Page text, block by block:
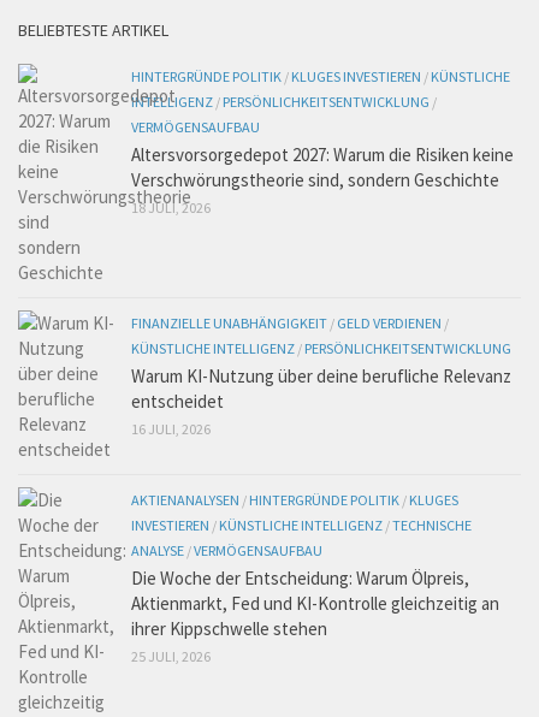
BELIEBTESTE ARTIKEL
HINTERGRÜNDE POLITIK / KLUGES INVESTIEREN / KÜNSTLICHE
INTELLIGENZ / PERSÖNLICHKEITSENTWICKLUNG /
VERMÖGENSAUFBAU
Altersvorsorgedepot 2027: Warum die Risiken keine
Verschwörungstheorie sind, sondern Geschichte
18 JULI, 2026
FINANZIELLE UNABHÄNGIGKEIT / GELD VERDIENEN /
KÜNSTLICHE INTELLIGENZ / PERSÖNLICHKEITSENTWICKLUNG
Warum KI-Nutzung über deine berufliche Relevanz
entscheidet
16 JULI, 2026
AKTIENANALYSEN / HINTERGRÜNDE POLITIK / KLUGES
INVESTIEREN / KÜNSTLICHE INTELLIGENZ /TECHNISCHE
ANALYSE /VERMÖGENSAUFBAU
Die Woche der Entscheidung: Warum Ölpreis,
Aktienmarkt, Fed und KI-Kontrolle gleichzeitig an
ihrer Kippschwelle stehen
25 JULI, 2026